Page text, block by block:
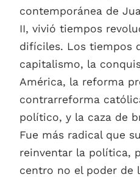
contemporánea de
II, vivió tiempos
difíciles. Los tiempos
capitalismo, la
América, la reforma
contrarreforma
político, y la caza de
Fue más radical que
reinventar la política,
centro no el poder de